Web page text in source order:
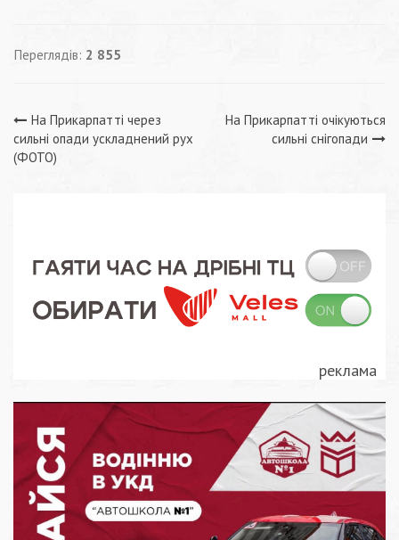
Переглядів: 2 855
Навігація
записів
На Прикарпатті через
сильні опади ускладнений рух
(ФОТО)
На Прикарпатті очікуються
сильні снігопади